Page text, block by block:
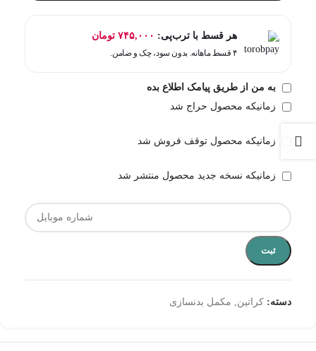
هر قسط با ترب‌پی: ۷۴۵,۰۰۰ تومان
۴ قسط ماهانه. بدون سود، چک و ضامن.
به من از طریق پیامک اطلاع بده
زمانیکه محصول حراج شد
زمانیکه محصول توقف فروش شد
زمانیکه نسخه جدید محصول منتشر شد
ثبت
دسته: کراتین مکمل بدنسازی